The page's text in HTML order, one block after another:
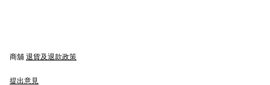
商舖 退貨及退款政策
提出意見